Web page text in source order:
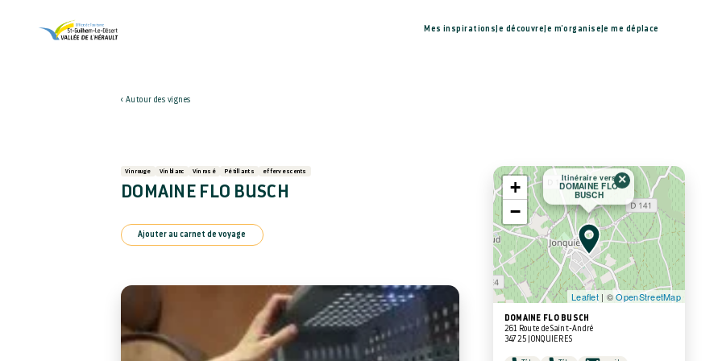
Mes inspirations Je découvre Je m'organise Je me déplace
Autour des vignes
Vin rouge Vin blanc Vin rosé Pétillants effervescents
DOMAINE FLO BUSCH
Ajouter au carnet de voyage
Itinéraire vers
DOMAINE FLO
BUSCH
×
+
−
Leaflet| ©OpenStreetMap
DOMAINE FLO BUSCH
261 Route de Saint-André
34725 JONQUIERES